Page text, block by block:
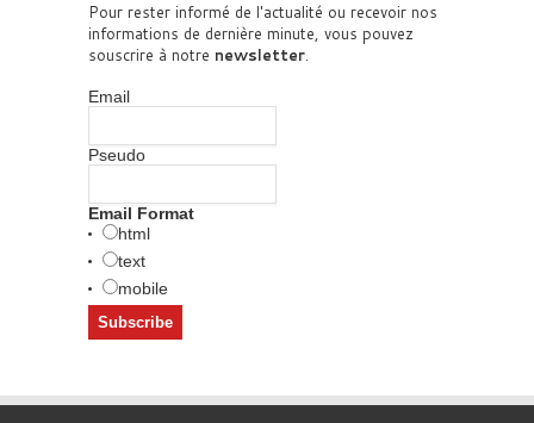
Pour rester informé de l'actualité ou recevoir nos
informations de dernière minute, vous pouvez
souscrire à notre newsletter.
Email
Pseudo
Email Format
html
text
mobile